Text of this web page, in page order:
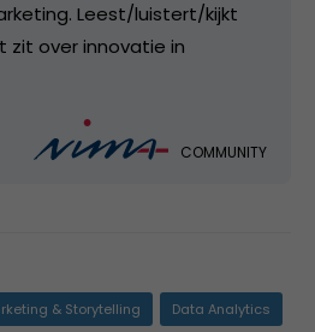
Leest/luistert/kijkt
zit over innovatie in
COMMUNITY
& Storytelling Data Analytics